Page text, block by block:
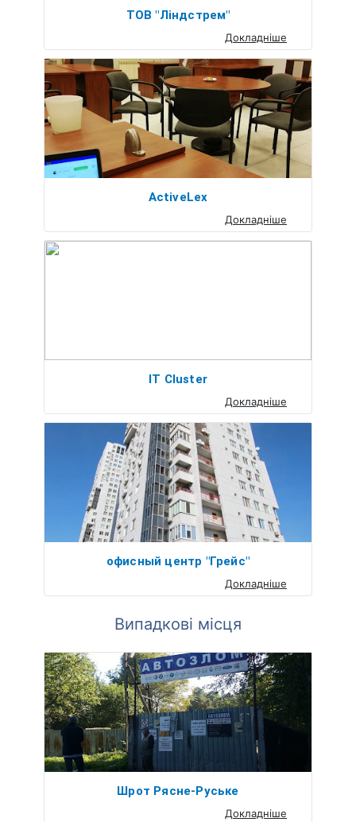
ТОВ "Ліндстрем"
Докладніше
ActiveLex
Докладніше
IT Cluster
Докладніше
офисный центр "Грейс"
Докладніше
Випадкові місця
Шрот Рясне-Руське
Докладніше